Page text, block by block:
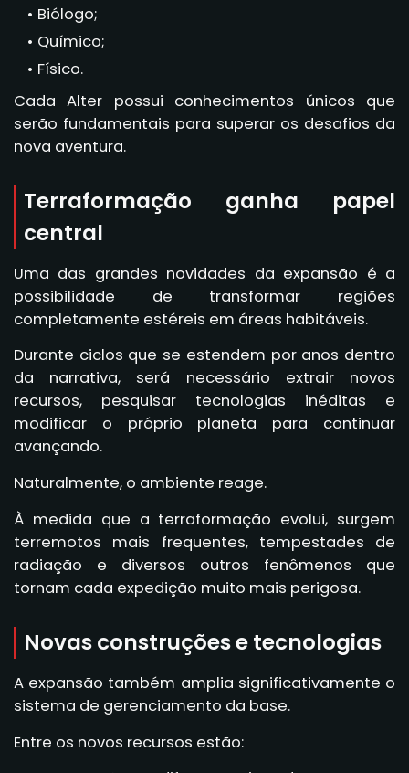
Biólogo;
Químico;
Físico.
Cada Alter possui conhecimentos únicos que
serão fundamentais para superar os desafios da
nova aventura.
Terraformação ganha papel
central
Uma das grandes novidades da expansão é a
possibilidade de transformar regiões
completamente estéreis em áreas habitáveis.
Durante ciclos que se estendem por anos dentro
da narrativa, será necessário extrair novos
recursos, pesquisar tecnologias inéditas e
modificar o próprio planeta para continuar
avançando.
Naturalmente, o ambiente reage.
À medida que a terraformação evolui, surgem
terremotos mais frequentes, tempestades de
radiação e diversos outros fenômenos que
tornam cada expedição muito mais perigosa.
Novas construções e tecnologias
A expansão também amplia significativamente o
sistema de gerenciamento da base.
Entre os novos recursos estão: